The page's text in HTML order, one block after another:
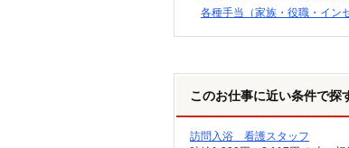
各種手当（家族・役職・イン
このお仕事に近い条件で探
訪問入浴 看護スタッフ